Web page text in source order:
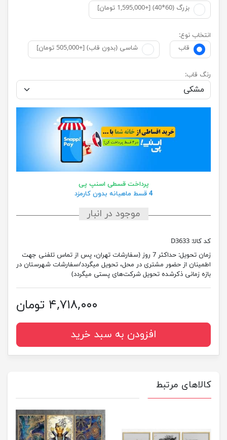
بزرگ (60*40) [+1,595,000 تومان]
انتخاب نوع:
قاب
شاسی (بدون قاب) [+505,000 تومان]
رنگ قاب:
پرداخت قسطی اسنپ پی
4 قسط ماهیانه بدون کارمزد
موجود در انبار
کد کالا: D3633
زمان تحویل:
حداکثر 7 روز (سفارشات تهران، پس از تماس تلفنی جهت
اطمینان از حضور مشتری در محل، تحویل میگردد/سفارشات شهرستان در
بازه زمانی ذکرشده تحویل شرکت‌های پستی میگردد)
۴,۷۱۸,۰۰۰ تومان
افزودن به سبد خرید
کالاهای مرتبط